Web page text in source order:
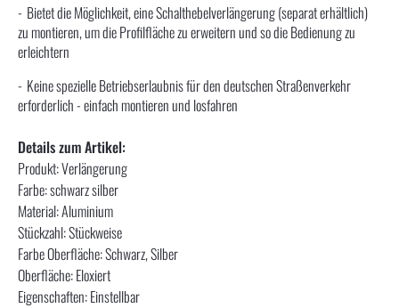
Bietet die Möglichkeit, eine Schalthebelverlängerung (separat erhältlich)
zu montieren, um die Profilfläche zu erweitern und so die Bedienung zu
erleichtern
Keine spezielle Betriebserlaubnis für den deutschen Straßenverkehr
erforderlich - einfach montieren und losfahren
Details zum Artikel:
Produkt: Verlängerung
Farbe: schwarz silber
Material: Aluminium
Stückzahl: Stückweise
Farbe Oberfläche: Schwarz, Silber
Oberfläche: Eloxiert
Eigenschaften: Einstellbar